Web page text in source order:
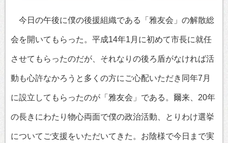
今日の午後に僕の後援組織である「雅友会」の解散総
会を開いてもらった。平成14年1月に初めて市長に就任
させてもらったのだが、それなりの後ろ盾がなければ活
動も心許なかろうと多くの方にご心配いただき同年7月
に設立してもらったのが「雅友会」である。爾来、20年
の長きにわたり物心両面で僕の政治活動、とりわけ選挙
についてご支援をいただいてきた。お陰様で今日まで実